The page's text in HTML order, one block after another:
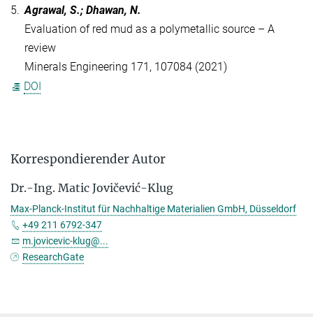
5. Agrawal, S.; Dhawan, N.
Evaluation of red mud as a polymetallic source – A
review
Minerals Engineering 171, 107084 (2021)
DOI
Korrespondierender Autor
Dr.-Ing. Matic Jovičević-Klug
Max-Planck-Institut für Nachhaltige Materialien GmbH, Düsseldorf
+49 211 6792-347
m.jovicevic-klug@...
ResearchGate